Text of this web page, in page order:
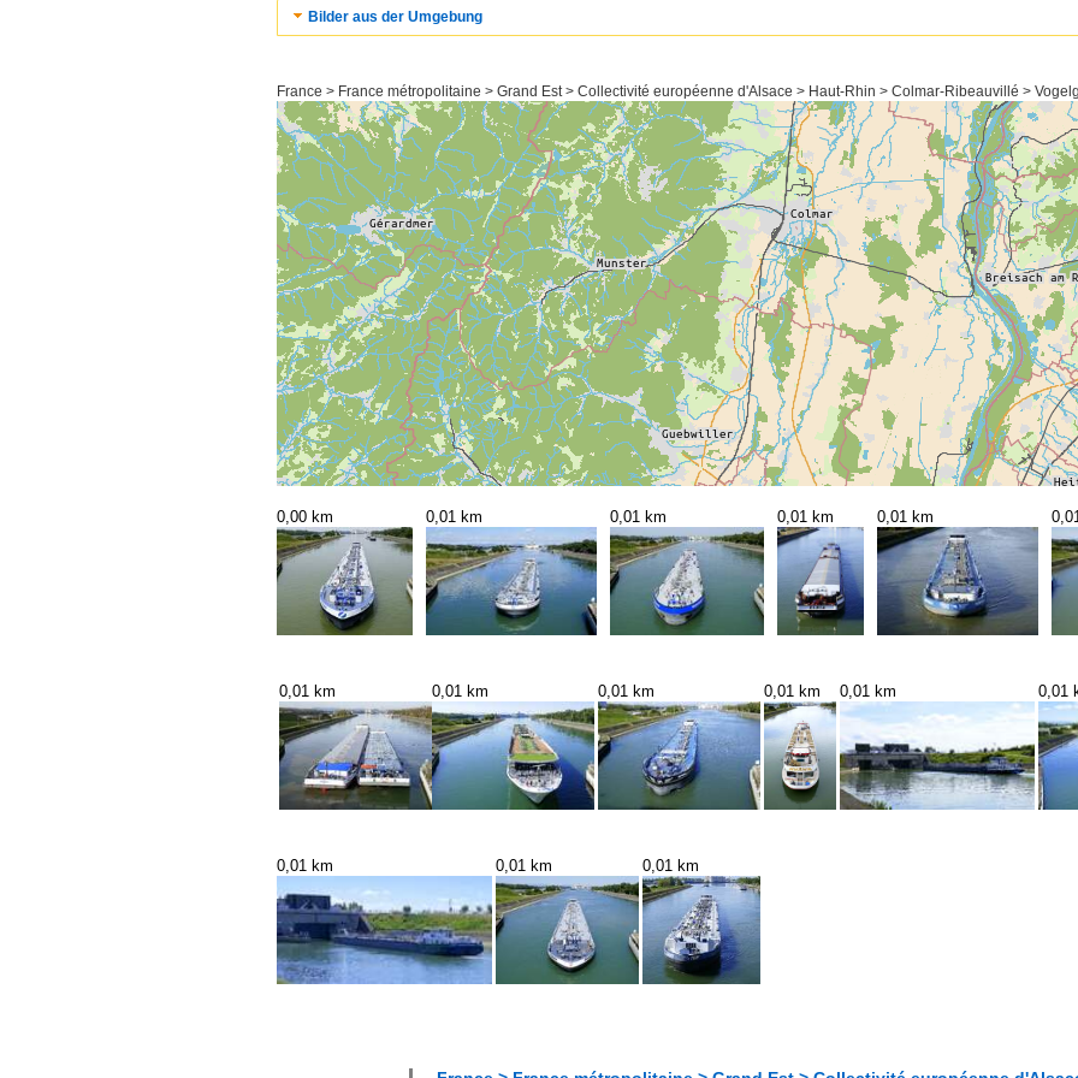
Bilder aus der Umgebung
France > France métropolitaine > Grand Est > Collectivité européenne d'Alsace > Haut-Rhin > Colmar-Ribeauvillé >
0,00 km 0,01 km 0,01 km 0,01 km 0,01 km
0,01 km 0,01 km 0,01 km 0,01 km 0,01 km 0,01
0,01 km 0,01 km 0,01 km